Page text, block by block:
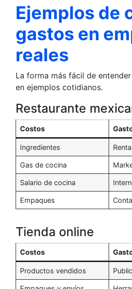
Ejemplos de
gastos en
reales
La forma más fácil de
en ejemplos cotidianos.
Restaurante
Costos
Ingredientes Renta
Gas de cocina
Salario de cocina
Empaques
Tienda online
Costos
Productos vendidos